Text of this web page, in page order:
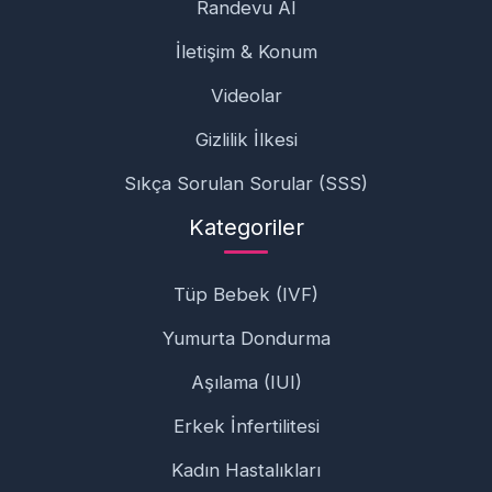
Randevu Al
İletişim & Konum
Videolar
Gizlilik İlkesi
Sıkça Sorulan Sorular (SSS)
Kategoriler
Tüp Bebek (IVF)
Yumurta Dondurma
Aşılama (IUI)
Erkek İnfertilitesi
Kadın Hastalıkları